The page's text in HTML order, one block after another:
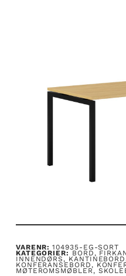
VARENR:104935-EG-SORT
KATEGORIER: BORD,
INNENDØRS, KANTINEBORD
KONFERANSEBORD,
MØTEROMSMØBLER,